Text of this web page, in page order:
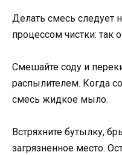
Делать смесь следует
процессом чистки: так
Смешайте соду и
распылителем. Когда
смесь жидкое мыло.
Встряхните бутылку,
загрязненное место.